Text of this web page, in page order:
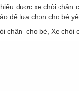
được xe chòi
để lựa chọn cho bé
chân cho bé, Xe chòi